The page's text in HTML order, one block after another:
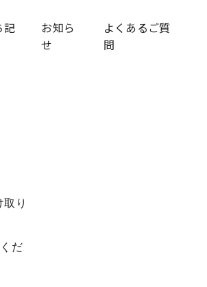
記
お知ら
せ
よくあるご質
問
り
だ